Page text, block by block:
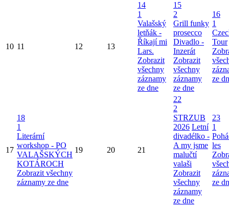
10 11 12 13
14
1
Valašský
letňák -
Říkají mi
Lars.
Zobrazit
všechny
záznamy
ze dne
15
2
Grill funky
prosecco
Divadlo -
Inzerát
Zobrazit
všechny
záznamy
ze dne
16
1
Tour
ze
17
18
1
Literární
workshop - PO
VALAŠSKÝCH
KOTÁROCH
Zobrazit všechny
záznamy ze dne
19 20 21
22
2
STRZUB
2026 Letní
divadélko -
A my jsme
malučtí
valaši
Zobrazit
všechny
záznamy
ze dne
23
1
les
ze